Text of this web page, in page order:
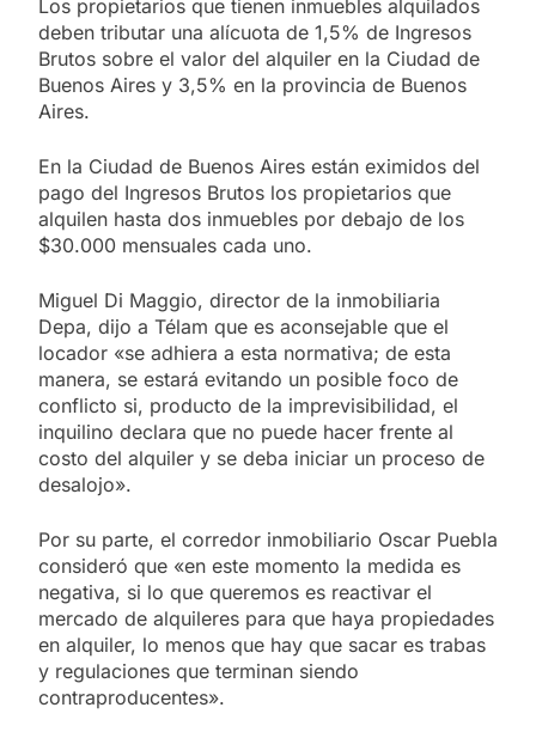
Los propietarios que tienen inmuebles alquilados
deben tributar una alícuota de 1,5% de Ingresos
Brutos sobre el valor del alquiler en la Ciudad de
Buenos Aires y 3,5% en la provincia de Buenos
Aires.
En la Ciudad de Buenos Aires están eximidos del
pago del Ingresos Brutos los propietarios que
alquilen hasta dos inmuebles por debajo de los
$30.000 mensuales cada uno.
Miguel Di Maggio, director de la inmobiliaria
Depa, dijo a Télam que es aconsejable que el
locador «se adhiera a esta normativa; de esta
manera, se estará evitando un posible foco de
conflicto si, producto de la imprevisibilidad, el
inquilino declara que no puede hacer frente al
costo del alquiler y se deba iniciar un proceso de
desalojo».
Por su parte, el corredor inmobiliario Oscar Puebla
consideró que «en este momento la medida es
negativa, si lo que queremos es reactivar el
mercado de alquileres para que haya propiedades
en alquiler, lo menos que hay que sacar es trabas
y regulaciones que terminan siendo
contraproducentes».